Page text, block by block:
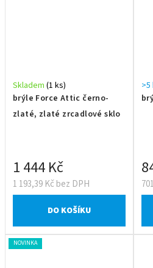
brýle Force Attic černo-
zlaté, zlaté zrcadlové sklo
Skladem (1 ks)
1 193,39 Kč bez DPH
1 444 Kč
DO KOŠÍKU
>5
NOVINKA